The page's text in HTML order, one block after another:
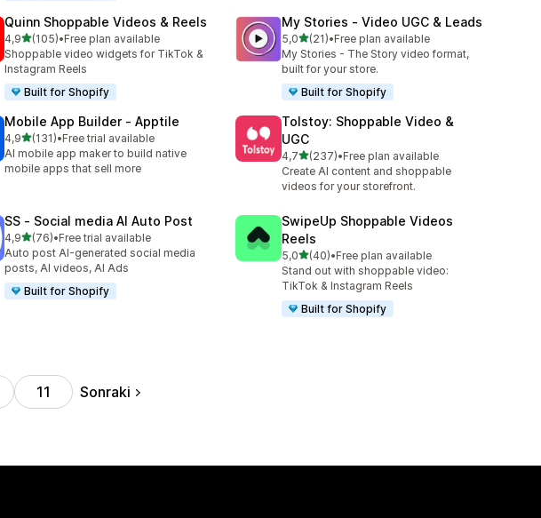
Quinn Shoppable Videos & Reels
4,95 yıldız üzerinden
(105)
toplam 105 değerlendirme
•Free plan available
Shoppable video widgets for TikTok &
Instagram Reels
Built for Shopify
My Stories ‑ Video UGC & Leads
5,05 yıldız üzerinden
(21)
toplam 21 değerlendirme
•Free plan available
My Stories - The Story video format,
built for your store.
Built for Shopify
Mobile App Builder ‑ Apptile
4,95 yıldız üzerinden
(131)
toplam 131 değerlendirme
•Free trial available
AI mobile app maker to build native
mobile apps that sell more
Tolstoy: Shoppable Video &
UGC
4,75 yıldız üzerinden
(237)
toplam 237 değerlendirme
•Free plan available
Create AI content and shoppable
videos for your storefront.
SS ‑ Social media AI Auto Post
4,95 yıldız üzerinden
(76)
toplam 76 değerlendirme
•Free trial available
Auto post AI-generated social media
posts, AI videos, AI Ads
Built for Shopify
SwipeUp Shoppable Videos
Reels
5,05 yıldız üzerinden
(40)
toplam 40 değerlendirme
•Free plan available
Stand out with shoppable video:
TikTok & Instagram Reels
Built for Shopify
11 Sonraki